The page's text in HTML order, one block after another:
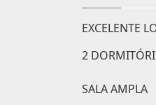
EXCELENTE
2
SALA AMPLA